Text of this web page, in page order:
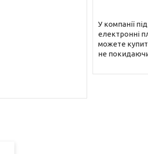
У компанії
електронні
можете
не